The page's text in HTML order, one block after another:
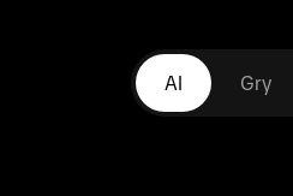
AI Gry